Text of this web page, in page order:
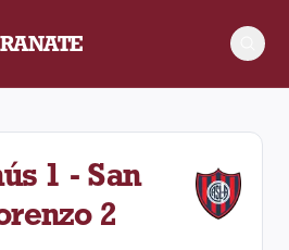
Lanús y San Lorenzo disputado el
1 - San
2